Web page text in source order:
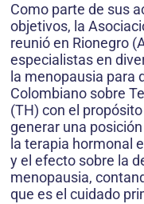
Como parte de sus
objetivos, la
reunió en Rionegro
especialistas en
la menopausia para
Colombiano sobre
(TH) con el
generar una
la terapia hormonal
y el efecto sobre la
menopausia,
que es el cuidado